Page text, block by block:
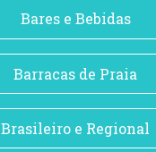
Bares e Bebidas
Barracas de Praia
Brasileiro e Regional